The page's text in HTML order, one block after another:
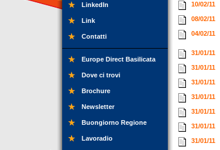
LinkedIn
Link
Contatti
Europe Direct Basilicata
Dove ci trovi
Brochure
Newsletter
Buongiorno Regione
Lavoradio
10/02/11
08/02/11
04/02/11
31/01/11
31/01/11
31/01/11
31/01/11
31/01/11
31/01/11
31/01/11